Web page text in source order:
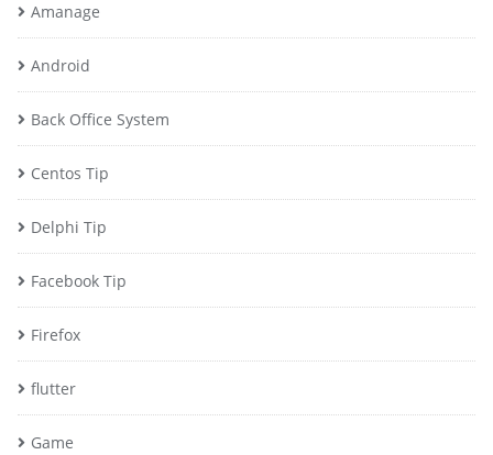
Amanage
Android
Back Office System
Centos Tip
Delphi Tip
Facebook Tip
Firefox
flutter
Game